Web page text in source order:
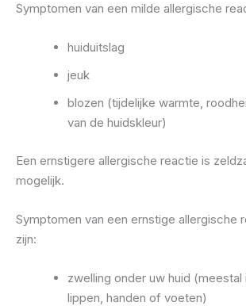
Symptomen van een milde allergische
huiduitslag
jeuk
blozen (tijdelijke warmte,
van de huidskleur)
Een ernstigere allergische reactie is
mogelijk.
Symptomen van een ernstige allergische
zijn:
zwelling onder uw huid (meestal
lippen, handen of voeten)